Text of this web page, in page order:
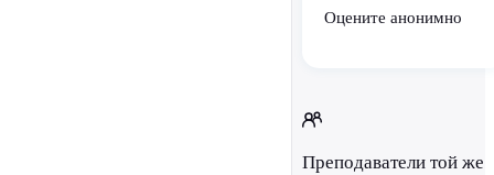
Оцените анонимно
Преподаватели той же